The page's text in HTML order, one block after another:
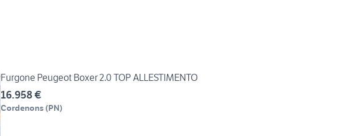
Furgone Peugeot Boxer 2.0 TOP ALLESTIMENTO
16.958 €
Cordenons (PN)